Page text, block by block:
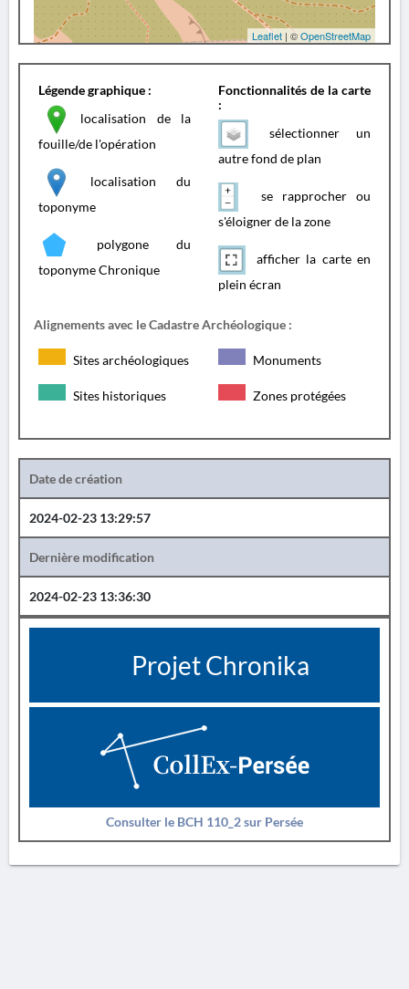
Leaflet | ©OpenStreetMap
Légende graphique :
localisation de la
fouille/de l'opération
localisation du
toponyme
polygone du
toponyme Chronique
Fonctionnalités de la carte
:
sélectionner un
autre fond de plan
se rapprocher ou
s'éloigner de la zone
afficher la carte en
plein écran
Alignements avec le Cadastre Archéologique :
Sites archéologiques Monuments
Sites historiques Zones protégées
Date de création
2024-02-23 13:29:57
Dernière modification
2024-02-23 13:36:30
Projet Chronika
Consulter le BCH 110_2 sur Persée